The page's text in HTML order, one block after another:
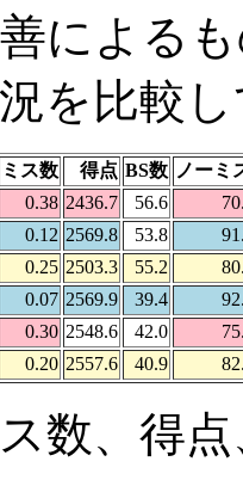
による
を比較
ミス数 得点 BS数 ノーミ
0.38 2436.7 56.6
0.12 2569.8 53.8
0.25 2503.3 55.2
0.07 2569.9 39.4
0.30 2548.6 42.0
0.20 2557.6 40.9
数、得